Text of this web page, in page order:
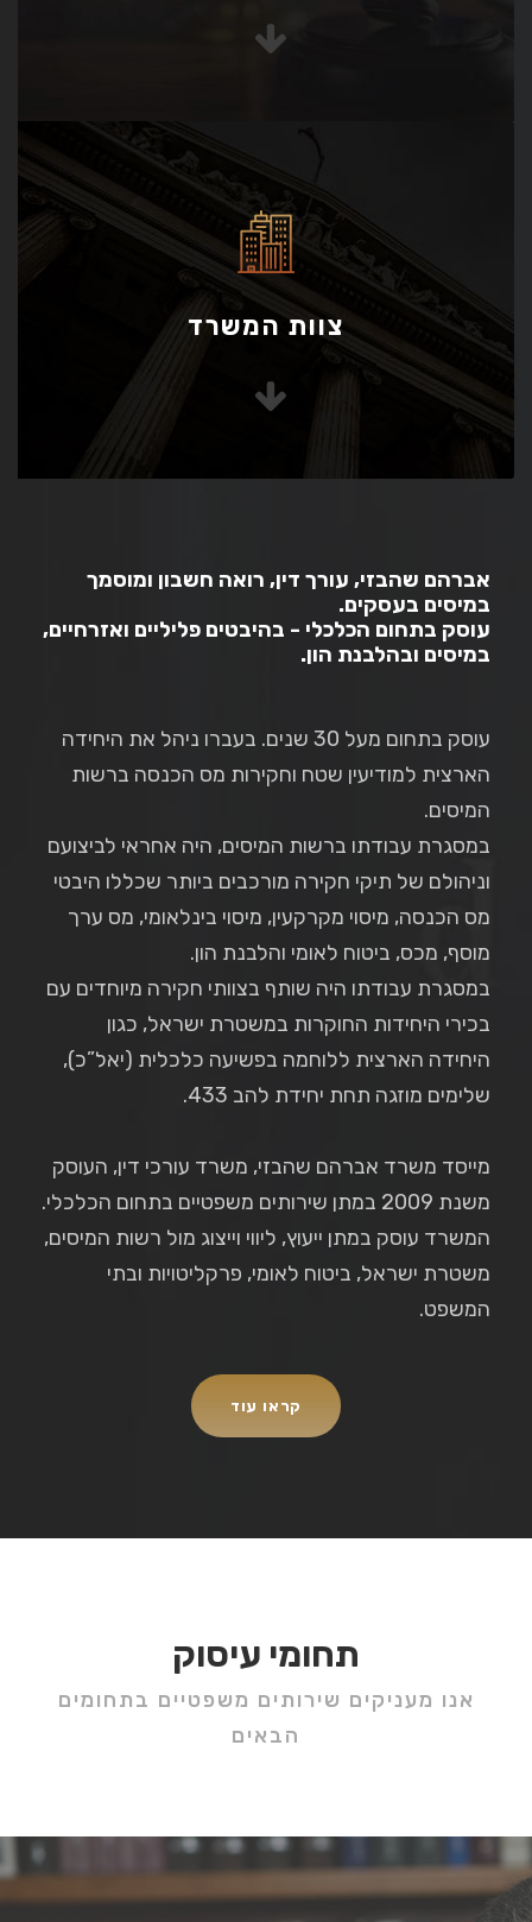
צוות המשרד
אברהם שהבזי, עורך דין, רואה חשבון ומוסמך
במיסים בעסקים.
עוסק בתחום הכלכלי - בהיבטים פליליים ואזרחיים,
במיסים ובהלבנת הון.
עוסק בתחום מעל 30 שנים. בעברו ניהל את היחידה
הארצית למודיעין שטח וחקירות מס הכנסה ברשות
המיסים.
במסגרת עבודתו ברשות המיסים, היה אחראי לביצועם
וניהולם של תיקי חקירה מורכבים ביותר שכללו היבטי
מס הכנסה, מיסוי מקרקעין, מיסוי בינלאומי, מס ערך
מוסף, מכס, ביטוח לאומי והלבנת הון.
במסגרת עבודתו היה שותף בצוותי חקירה מיוחדים עם
בכירי היחידות החוקרות במשטרת ישראל, כגון
היחידה הארצית ללוחמה בפשיעה כלכלית (יאל”כ),
שלימים מוזגה תחת יחידת להב 433.
מייסד משרד אברהם שהבזי, משרד עורכי דין, העוסק
משנת 2009 במתן שירותים משפטיים בתחום הכלכלי.
המשרד עוסק במתן ייעוץ, ליווי וייצוג מול רשות המיסים,
משטרת ישראל, ביטוח לאומי, פרקליטויות ובתי
המשפט.
קראו עוד
תחומי עיסוק
אנו מעניקים שירותים משפטיים בתחומים
הבאים